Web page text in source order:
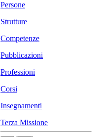
Persone
Strutture
Competenze
Pubblicazioni
Professioni
Corsi
Insegnamenti
Terza Missione